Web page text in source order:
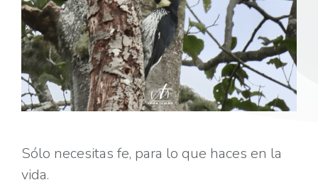
Sólo necesitas fe, para lo que haces en la
vida.